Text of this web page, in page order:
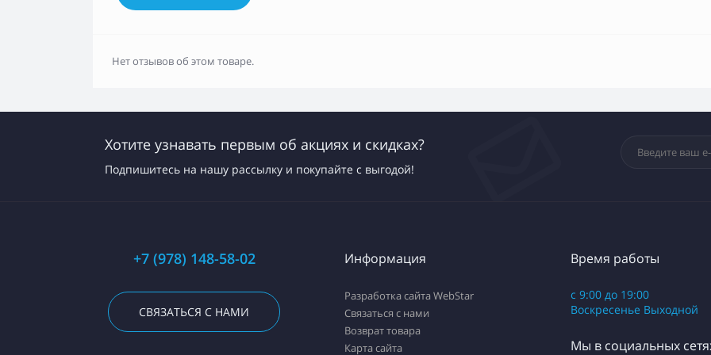
Нет отзывов об этом товаре.
Хотите узнавать первым об акциях и скидках?
Подпишитесь на нашу рассылку и покупайте с выгодой!
+7 (978) 148-58-02
СВЯЗАТЬСЯ С НАМИ
Информация
Разработка сайта WebStar
Связаться с нами
Возврат товара
Карта сайта
Время работы
с 9:00 до 19:00
Воскресенье Выходной
Мы в социальных